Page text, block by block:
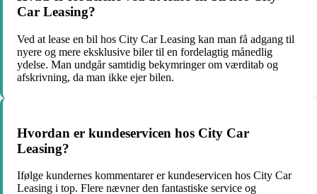
Car Leasing?
Ved at lease en bil hos City Car Leasing kan man få adgang til
nyere og mere eksklusive biler til en fordelagtig månedlig
ydelse. Man undgår samtidig bekymringer om værditab og
afskrivning, da man ikke ejer bilen.
Hvordan er kundeservicen hos City Car
Leasing?
Ifølge kundernes kommentarer er kundeservicen hos City Car
Leasing i top. Flere nævner den fantastiske service og